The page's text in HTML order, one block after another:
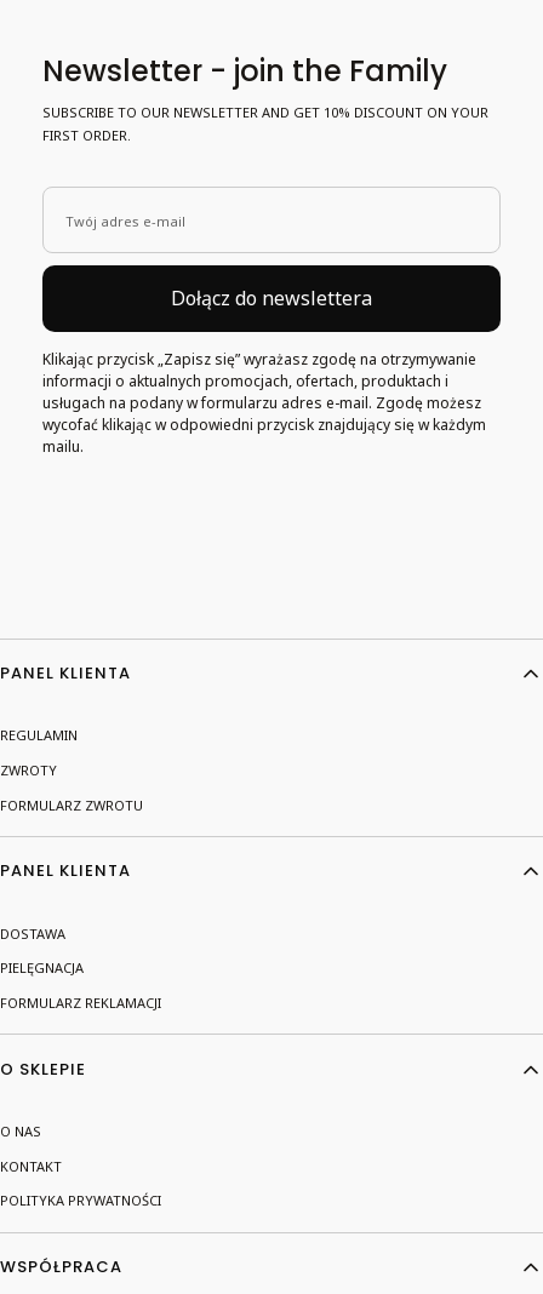
Newsletter - join the Family
SUBSCRIBE TO OUR NEWSLETTER AND GET 10% DISCOUNT ON YOUR
FIRST ORDER.
Twój adres e-mail
Dołącz do newslettera
Klikając przycisk „Zapisz się” wyrażasz zgodę na otrzymywanie
informacji o aktualnych promocjach, ofertach, produktach i
usługach na podany w formularzu adres e-mail. Zgodę możesz
wycofać klikając w odpowiedni przycisk znajdujący się w każdym
mailu.
Linki w stopce
PANEL KLIENTA
REGULAMIN
ZWROTY
FORMULARZ ZWROTU
PANEL KLIENTA
DOSTAWA
PIELĘGNACJA
FORMULARZ REKLAMACJI
O SKLEPIE
O NAS
KONTAKT
POLITYKA PRYWATNOŚCI
WSPÓŁPRACA